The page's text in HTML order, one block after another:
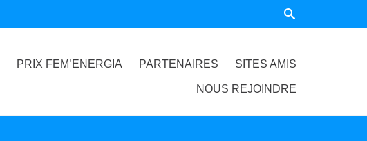
PRIX FEM’ENERGIA PARTENAIRES SITES AMIS
NOUS REJOINDRE